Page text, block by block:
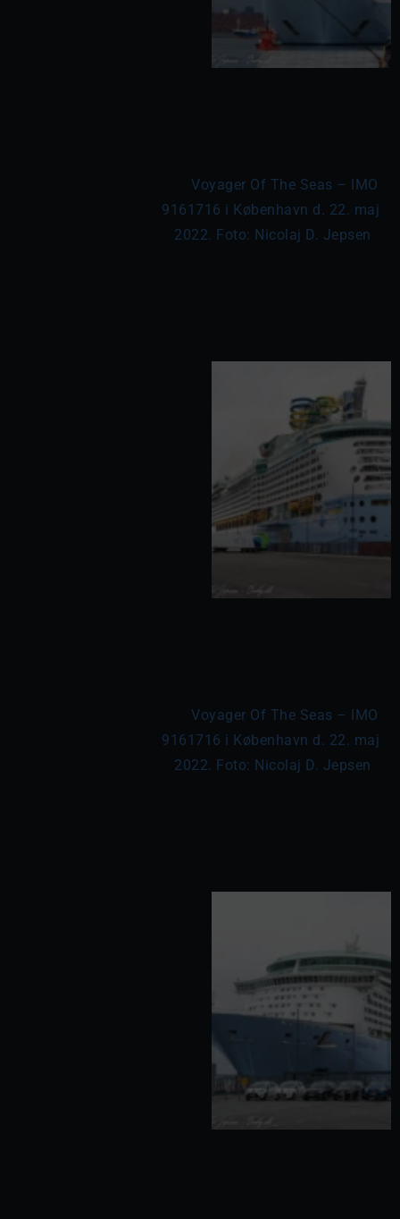
	Voyager Of The Seas – IMO
9161716 i København d. 22. maj
2022. Foto: Nicolaj D. Jepsen
	Voyager Of The Seas – IMO
9161716 i København d. 22. maj
2022. Foto: Nicolaj D. Jepsen